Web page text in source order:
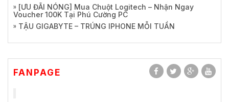
[ƯU ĐÃI NÓNG] Mua Chuột Logitech – Nhận Ngay
Voucher 100K Tại Phú Cường PC
TẬU GIGABYTE – TRÚNG IPHONE MỖI TUẦN
FANPAGE